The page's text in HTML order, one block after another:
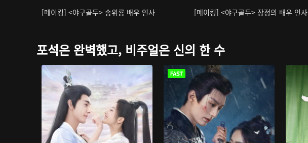
[메이킹] <야구골두> 송위룡 배우 인사 [메이킹] <야구골두> 장정의 배우 인사
포석은 완벽했고, 비주얼은 신의 한 수